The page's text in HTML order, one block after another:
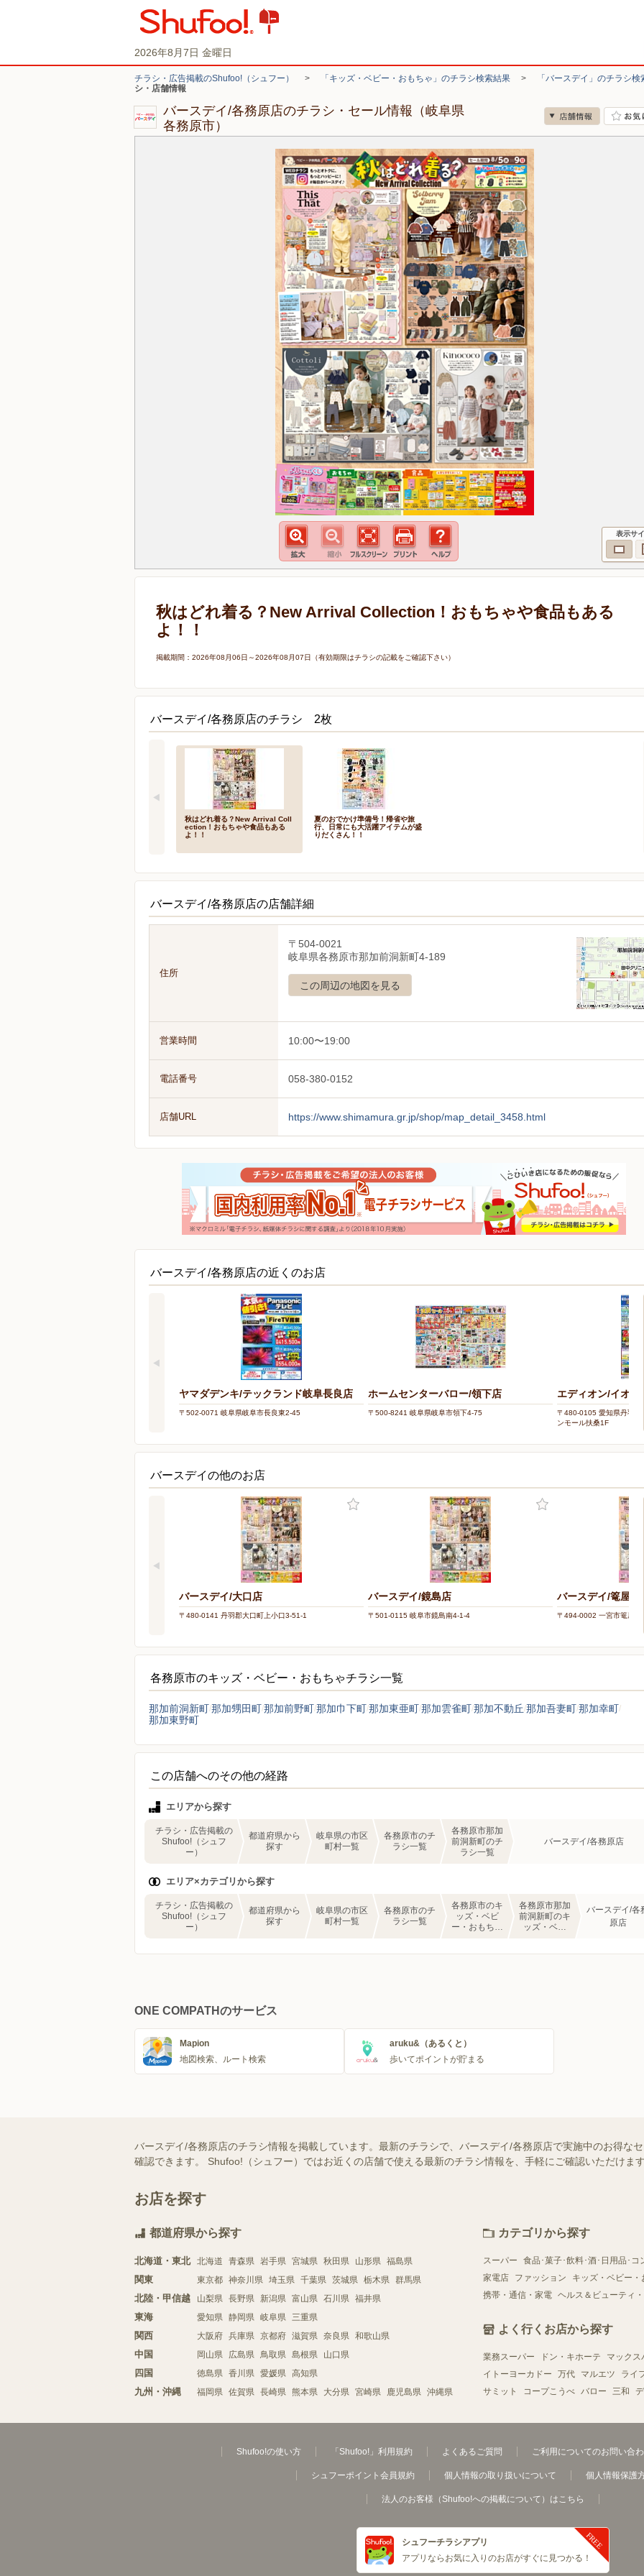
2026年8月7日 金曜日
チラシ・広告掲載のShufoo!（シュフー） > 「キッズ・ベビー・おもちゃ」のチラシ検索結果 > 「バースデイ」のチラシ検
シ・店舗情報
バースデイ/各務原店のチラシ・セール情報（岐阜県
各務原市）
表示サ
秋はどれ着る？New Arrival Collection！おもちゃや食品もある
よ！！
掲載期間：2026年08月06日～2026年08月07日（有効期限はチラシの記載をご確認下さい）
バースデイ/各務原店のチラシ 2枚
秋はどれ着る？New Arrival Coll
ection！おもちゃや食品もある
よ！！
夏のおでかけ準備号！帰省や旅
行、日常にも大活躍アイテムが盛
りだくさん！！
バースデイ/各務原店の店舗詳細
住所
〒504-0021
岐阜県各務原市那加前洞新町4-189
この周辺の地図を見る
営業時間 10:00〜19:00
電話番号 058-380-0152
店舗URL https://www.shimamura.gr.jp/shop/map_detail_3458.html
バースデイ/各務原店の近くのお店
ヤマダデンキ/テックランド岐阜長良店
〒502-0071 岐阜県岐阜市長良東2-45
ホームセンターバロー/領下店
〒500-8241 岐阜県岐阜市領下4-75
エディオン/イオン
〒480-0105 愛知県丹羽郡
ンモール扶桑1F
バースデイの他のお店
バースデイ/大口店
〒480-0141 丹羽郡大口町上小口3-51-1
バースデイ/鏡島店
〒501-0115 岐阜市鏡島南4-1-4
バースデイ/篭屋店
〒494-0002 一宮市篭屋1-
各務原市のキッズ・ベビー・おもちゃチラシ一覧
那加前洞新町那加甥田町那加前野町那加巾下町那加東亜町那加雲雀町那加不動丘 那加吾妻町那加幸町
那加東野町
この店舗へのその他の経路
エリアから探す
チラシ・広告掲載の
Shufoo!（シュフ
ー）
都道府県から
探す
岐阜県の市区
町村一覧
各務原市のチ
ラシ一覧
各務原市那加
前洞新町のチ
ラシ一覧
バースデイ/各務原店
エリア×カテゴリから探す
チラシ・広告掲載の
Shufoo!（シュフ
ー）
都道府県から
探す
岐阜県の市区
町村一覧
各務原市のチ
ラシ一覧
各務原市のキ
ッズ・ベビ
ー・おもちゃ
各務原市那加
前洞新町のキ
ッズ・ベビ
バースデイ/各
原店
ONE COMPATHのサービス
Mapion
地図検索、ルート検索
aruku&（あるくと）
歩いてポイントが貯まる
バースデイ/各務原店のチラシ情報を掲載しています。最新のチラシで、バースデイ/各務原店で実施中のお得な
確認できます。 Shufoo!（シュフー）ではお近くの店舗で使える最新のチラシ情報を、手軽にご確認いただけま
お店を探す
都道府県から探す
北海道・東北 北海道 青森県 岩手県 宮城県 秋田県 山形県 福島県
関東 東京都 神奈川県 埼玉県 千葉県 茨城県 栃木県 群馬県
北陸・甲信越 山梨県 長野県 新潟県 富山県 石川県 福井県
東海 愛知県 静岡県 岐阜県 三重県
関西 大阪府 兵庫県 京都府 滋賀県 奈良県 和歌山県
中国 岡山県 広島県 鳥取県 島根県 山口県
四国 徳島県 香川県 愛媛県 高知県
九州・沖縄 福岡県 佐賀県 長崎県 熊本県 大分県 宮崎県 鹿児島県 沖縄県
カテゴリから探す
スーパー 食品･菓子･飲料･酒･日用品･コ
家電店
ファッション キッズ・ベビー・
携帯・通信・家電 ヘルス＆ビューティ
よく行くお店から探す
業務スーパー ドン・キホーテ マックス
イトーヨーカドー
万代 マルエツ ライ
サミット
コープこうべ バロー 三和
Shufoo!の使い方 「Shufoo!」利用規約 よくあるご質問 ご利用についてのお問い合
シュフーポイント会員規約 個人情報の取り扱いについて 個人情報保護
法人のお客様（Shufoo!への掲載について）はこちら
シュフーチラシアプリ
アプリならお気に入りのお店がすぐに見つかる！